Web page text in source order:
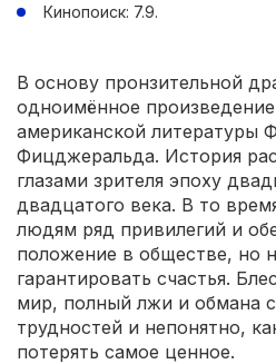
Кинопоиск: 7.9.
В основу пронзительной
одноимённое произведение
американской литературы
Фицджеральда. История
глазами зрителя эпоху
двадцатого века. В то
людям ряд привилегий и
положение в обществе, но
гарантировать счастья.
мир, полный лжи и обмана
трудностей и непонятно,
потерять самое ценное.